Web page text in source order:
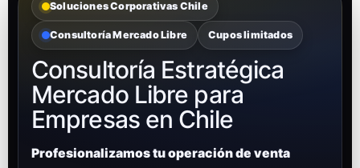
Soluciones Corporativas Chile
Consultoría Mercado Libre Cupos limitados
Consultoría Estratégica
Mercado Libre para
Empresas en Chile
Profesionalizamos tu operación de venta